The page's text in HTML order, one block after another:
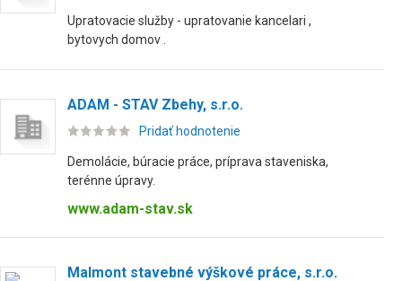
Upratovacie služby - upratovanie kancelari ,
bytovych domov .
ADAM - STAV Zbehy, s.r.o.
Pridať hodnotenie
Demolácie, búracie práce, príprava staveniska,
terénne úpravy.
www.adam-stav.sk
Malmont stavebné výškové práce, s.r.o.